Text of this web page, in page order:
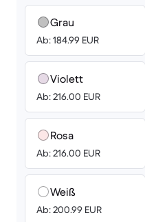
Grau
Ab: 184.99 EUR
Violett
Ab: 216.00 EUR
Rosa
Ab: 216.00 EUR
Weiß
Ab: 200.99 EUR